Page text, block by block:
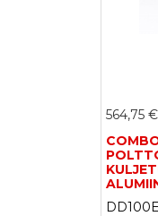
564,75 €
DD100E